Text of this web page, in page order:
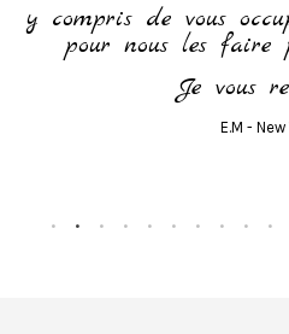
y compris de vous
pour nous les faire
Je vous
E.M -